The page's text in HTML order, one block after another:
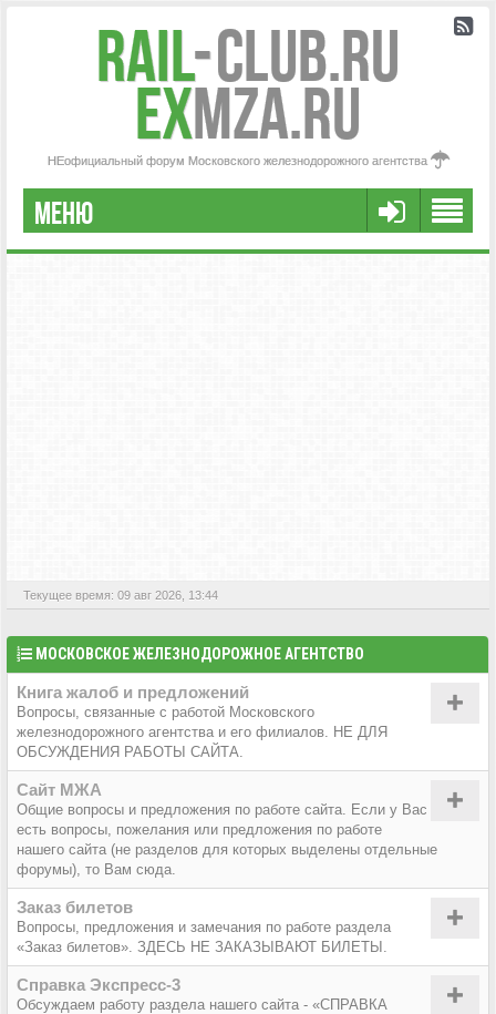
Rail-Club.RU
exMZA.RU
НЕофициальный форум Московского железнодорожного агентства
МЕНЮ
РЕГИСТРАЦИЯ
Текущее время: 09 авг 2026, 13:44
МОСКОВСКОЕ ЖЕЛЕЗНОДОРОЖНОЕ АГЕНТСТВО
Книга жалоб и предложений
Вопросы, связанные с работой Московского
железнодорожного агентства и его филиалов. НЕ ДЛЯ
ОБСУЖДЕНИЯ РАБОТЫ САЙТА.
Сайт МЖА
Общие вопросы и предложения по работе сайта. Если у Вас
есть вопросы, пожелания или предложения по работе
нашего сайта (не разделов для которых выделены отдельные
форумы), то Вам сюда.
Заказ билетов
Вопросы, предложения и замечания по работе раздела
«Заказ билетов». ЗДЕСЬ НЕ ЗАКАЗЫВАЮТ БИЛЕТЫ.
Справка Экспресс-3
Обсуждаем работу раздела нашего сайта - «СПРАВКА